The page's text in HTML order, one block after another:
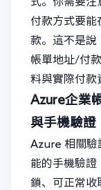
付款方式要
款。這不是
帳單地址/付
料與實際付款
Azure企業
與手機驗證
Azure 相關驗
能的手機驗證
鎖、可正常收